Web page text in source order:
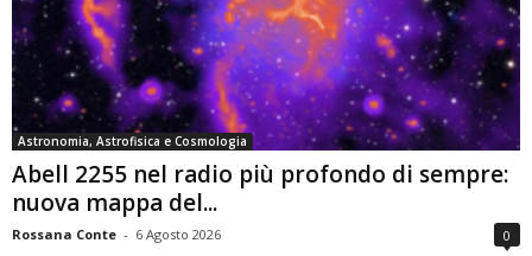
Astronomia, Astrofisica e Cosmologia
Abell 2255 nel radio più profondo di sempre:
nuova mappa del...
Rossana Conte - 6 Agosto 2026 0